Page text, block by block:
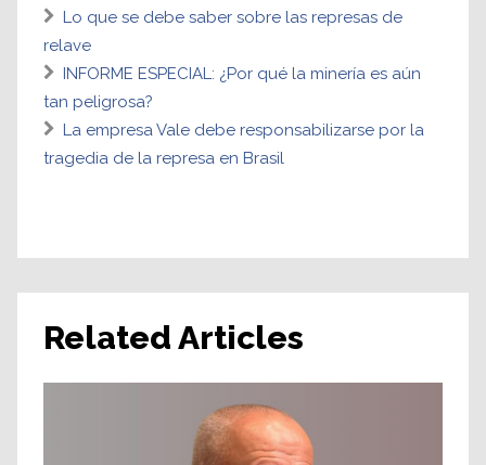
Lo que se debe saber sobre las represas de
relave
INFORME ESPECIAL: ¿Por qué la minería es aún
tan peligrosa?
La empresa Vale debe responsabilizarse por la
tragedia de la represa en Brasil
Related Articles